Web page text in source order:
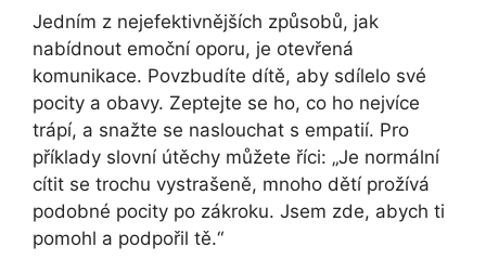
Jedním z nejefektivnějších způsobů, jak
nabídnout emoční oporu, je otevřená
komunikace. Povzbudíte dítě, aby sdílelo své
pocity a obavy. Zeptejte se ho, co ho nejvíce
trápí, a snažte se naslouchat s empatií. Pro
příklady slovní útěchy můžete říci: „Je normální
cítit se trochu vystrašeně, mnoho dětí prožívá
podobné pocity po zákroku. Jsem zde, abych ti
pomohl a podpořil tě.“